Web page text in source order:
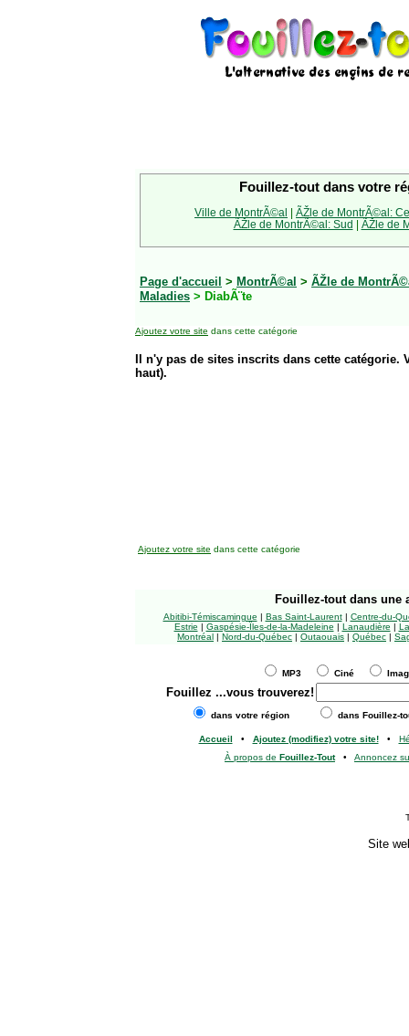
Fouillez-tout dans votre
Ville de MontrÃ©al | ÃŽle de MontrÃ©al:
ÃŽle de MontrÃ©al: Sud | ÃŽle de
Page d'accueil > MontrÃ©al > ÃŽle de
Maladies > DiabÃ¨te
Ajoutez votre site dans cette catégorie
Il n'y pas de sites inscrits dans cette
haut).
Ajoutez votre site dans cette catégorie
Fouillez-tout dans une
Abitibi-Témiscamingue | Bas Saint-Laurent| Centre-du-
Estrie | Gaspésie-Îles-de-la-Madeleine | Lanaudière |
Montréal | Nord-du-Québec | Outaouais | Québec |
MP3 Ciné
Fouillez ...vous trouverez!
dans votre région dans Fouillez-
Accueil • Ajoutez (modifiez) votre site!•
À propos de Fouillez-Tout• Annoncez
Site